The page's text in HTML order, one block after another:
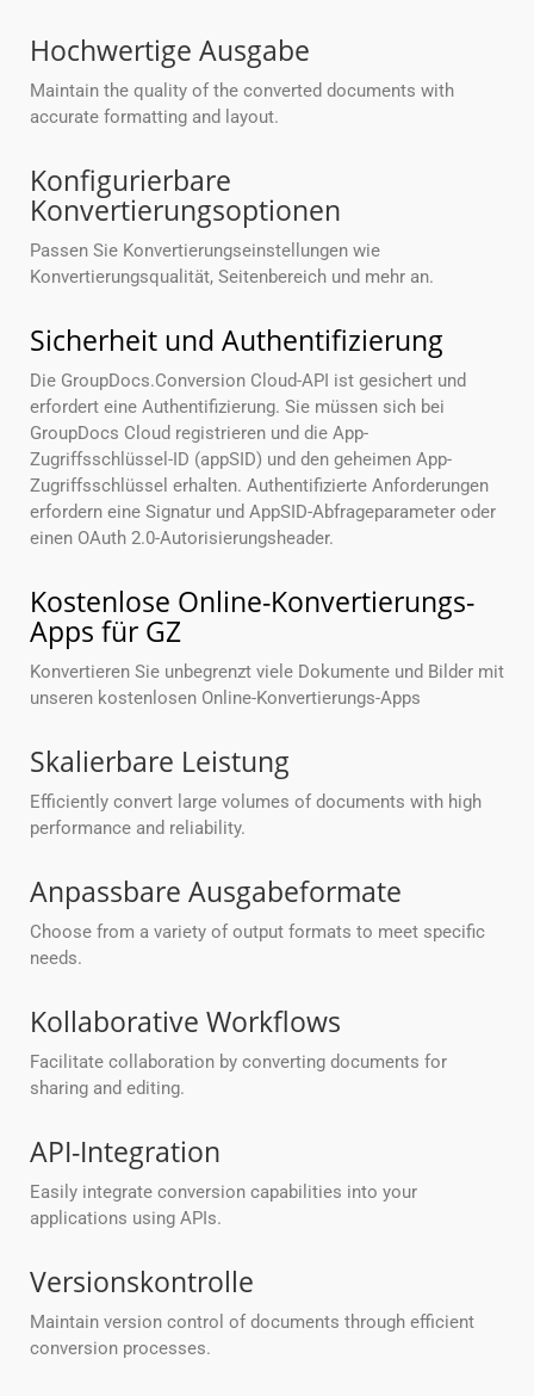
Hochwertige Ausgabe
Maintain the quality of the converted documents with
accurate formatting and layout.
Konfigurierbare
Konvertierungsoptionen
Passen Sie Konvertierungseinstellungen wie
Konvertierungsqualität, Seitenbereich und mehr an.
Sicherheit und Authentifizierung
Die GroupDocs.Conversion Cloud-API ist gesichert und
erfordert eine Authentifizierung. Sie müssen sich bei
GroupDocs Cloud registrieren und die App-
Zugriffsschlüssel-ID (appSID) und den geheimen App-
Zugriffsschlüssel erhalten. Authentifizierte Anforderungen
erfordern eine Signatur und AppSID-Abfrageparameter oder
einen OAuth 2.0-Autorisierungsheader.
Kostenlose Online-Konvertierungs-
Apps für GZ
Konvertieren Sie unbegrenzt viele Dokumente und Bilder mit
unseren kostenlosen Online-Konvertierungs-Apps
Skalierbare Leistung
Efficiently convert large volumes of documents with high
performance and reliability.
Anpassbare Ausgabeformate
Choose from a variety of output formats to meet specific
needs.
Kollaborative Workflows
Facilitate collaboration by converting documents for
sharing and editing.
API-Integration
Easily integrate conversion capabilities into your
applications using APIs.
Versionskontrolle
Maintain version control of documents through efficient
conversion processes.